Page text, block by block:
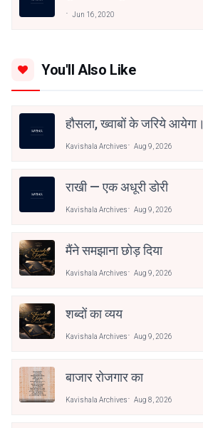
Jun 16, 2020
You'll Also Like
हौसला, ख्वाबों के जरिये आयेगा।
Kavishala Archives Aug 9, 2026
राखी — एक अधूरी डोरी
Kavishala Archives Aug 9, 2026
मैंने समझाना छोड़ दिया
Kavishala Archives Aug 9, 2026
शब्दों का व्यय
Kavishala Archives Aug 9, 2026
बाजार रोजगार का
Kavishala Archives Aug 8, 2026